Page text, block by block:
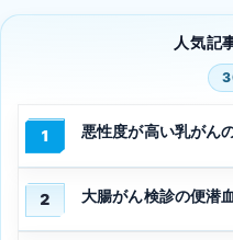
人気記
1 悪性度が高い乳がん
2 大腸がん検診の便潜